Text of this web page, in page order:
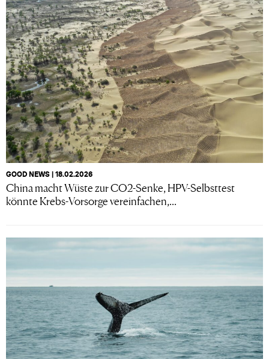
GOOD NEWS | 18.02.2026
China macht Wüste zur CO2-Senke, HPV-Selbsttest
könnte Krebs-Vorsorge vereinfachen,...